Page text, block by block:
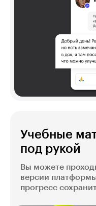
Учебные
под рукой
Вы можете
версии
прогресс